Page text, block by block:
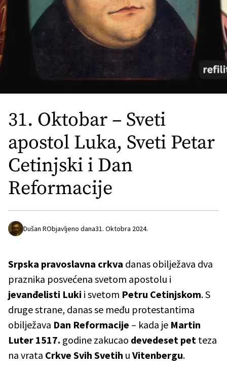
31. Oktobar – Sveti
apostol Luka, Sveti Petar
Cetinjski i Dan
Reformacije
Dušan RObjavljeno dana31. Oktobra 2024.
Srpska pravoslavna crkva danas obilježava dva
praznika posvećena svetom apostolu i
jevanđelisti Luki i svetom Petru Cetinjskom. S
druge strane, danas se među protestantima
obilježava Dan Reformacije – kada je Martin
Luter 1517. godine zakucao devedeset pet teza
na vrata Crkve Svih Svetih u Vitenbergu.